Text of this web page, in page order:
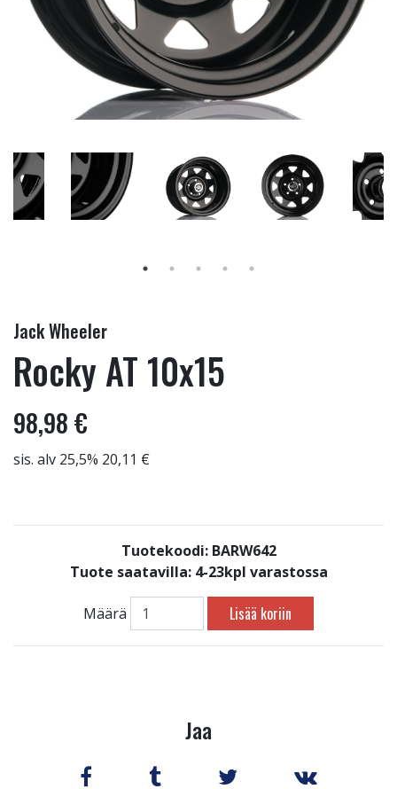
Jack Wheeler
Rocky AT 10x15
98,98 €
sis. alv 25,5% 20,11 €
Tuotekoodi: BARW642
Tuote saatavilla: 4-23kpl varastossa
Määrä Lisää koriin
Jaa